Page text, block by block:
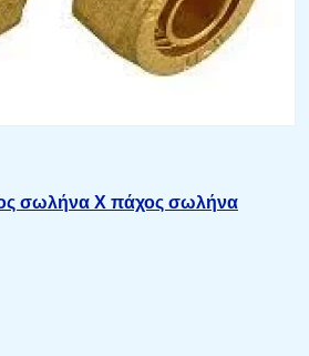
σωλήνα X πάχος σωλήνα